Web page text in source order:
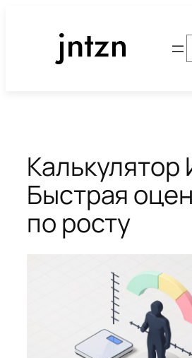
содержимому
Быстрая
по росту